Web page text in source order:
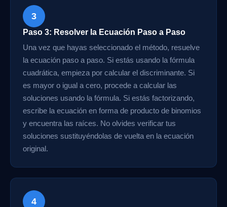
3
Paso 3: Resolver la Ecuación Paso a Paso
Una vez que hayas seleccionado el método, resuelve
la ecuación paso a paso. Si estás usando la fórmula
cuadrática, empieza por calcular el discriminante. Si
es mayor o igual a cero, procede a calcular las
soluciones usando la fórmula. Si estás factorizando,
escribe la ecuación en forma de producto de binomios
y encuentra las raíces. No olvides verificar tus
soluciones sustituyéndolas de vuelta en la ecuación
original.
4